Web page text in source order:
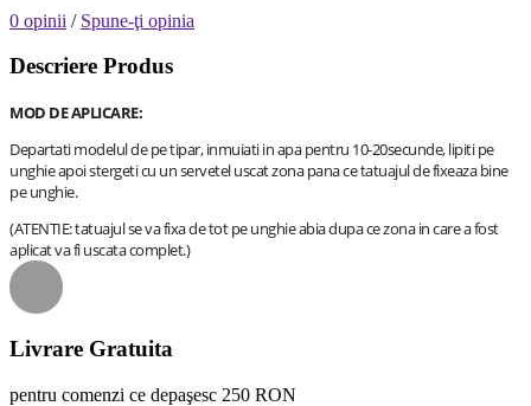
0 opinii / Spune-ţi opinia
Descriere Produs
MOD DE APLICARE:
Departati modelul de pe tipar, inmuiati in apa pentru 10-20secunde, lipiti pe
unghie apoi stergeti cu un servetel uscat zona pana ce tatuajul de fixeaza bine
pe unghie.
(ATENTIE: tatuajul se va fixa de tot pe unghie abia dupa ce zona in care a fost
aplicat va fi uscata complet.)
Livrare Gratuita
pentru comenzi ce depaşesc 250 RON